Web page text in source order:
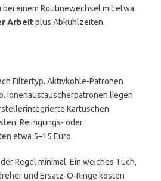
einem Routinewechsel mit etwa
Arbeitplus Abkühlzeiten.
Filtertyp. Aktivkohle-Patronen
Ionenaustauscherpatronen liegen
Kartuschen
Reinigungs- oder
etwa 5–15 Euro.
Regel minimal. Ein weiches Tuch,
und Ersatz-O-Ringe kosten